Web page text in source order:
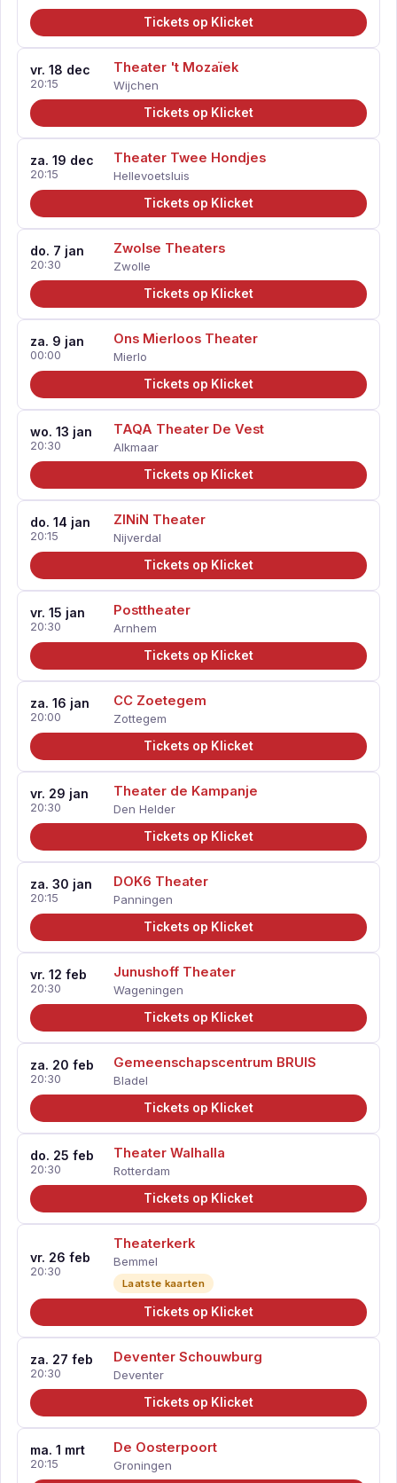
Tickets op Klicket
vr. 18 dec
20:15
Theater 't Mozaïek
Wijchen
Tickets op Klicket
za. 19 dec
20:15
Theater Twee Hondjes
Hellevoetsluis
Tickets op Klicket
do. 7 jan
20:30
Zwolse Theaters
Zwolle
Tickets op Klicket
za. 9 jan
00:00
Ons Mierloos Theater
Mierlo
Tickets op Klicket
wo. 13 jan
20:30
TAQA Theater De Vest
Alkmaar
Tickets op Klicket
do. 14 jan
20:15
ZINiN Theater
Nijverdal
Tickets op Klicket
vr. 15 jan
20:30
Posttheater
Arnhem
Tickets op Klicket
za. 16 jan
20:00
CC Zoetegem
Zottegem
Tickets op Klicket
vr. 29 jan
20:30
Theater de Kampanje
Den Helder
Tickets op Klicket
za. 30 jan
20:15
DOK6 Theater
Panningen
Tickets op Klicket
vr. 12 feb
20:30
Junushoff Theater
Wageningen
Tickets op Klicket
za. 20 feb
20:30
Gemeenschapscentrum BRUIS
Bladel
Tickets op Klicket
do. 25 feb
20:30
Theater Walhalla
Rotterdam
Tickets op Klicket
vr. 26 feb
20:30
Theaterkerk
Bemmel
Laatste kaarten
Tickets op Klicket
za. 27 feb
20:30
Deventer Schouwburg
Deventer
Tickets op Klicket
ma. 1 mrt
20:15
De Oosterpoort
Groningen